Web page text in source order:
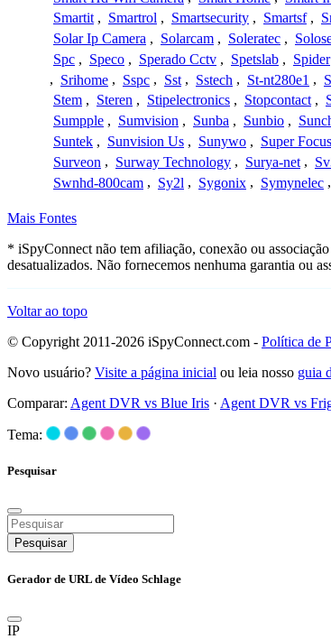
Smartit , Smartrol , Smartsecurity , Smartsf ,
Solar Ip Camera , Solarcam , Soleratec ,
Spc , Speco , Sperado Cctv , Spetslab , Spider
, Srihome , Sspc , Sst , Sstech , St-nt280e1 ,
Stem , Steren , Stipelectronics , Stopcontact ,
Sumpple , Sumvision , Sunba , Sunbio ,
Suntek , Sunvision Us , Sunywo , Super Focus
Surveon , Surway Technology , Surya-net ,
Swnhd-800cam , Sy2l , Sygonix , Symynelec ,
Mais Fontes
* iSpyConnect não tem afiliação, conexão ou
desatualizados. Não fornecemos nenhuma garantia ou
Voltar ao topo
© Copyright 2011-2026 iSpyConnect.com - Política de
Novo usuário? Visite a página inicial ou leia nosso guia
Comparar: Agent DVR vs Blue Iris · Agent DVR vs
Tema:
Pesquisar
Pesquisar
Gerador de URL de Vídeo Schlage
IP